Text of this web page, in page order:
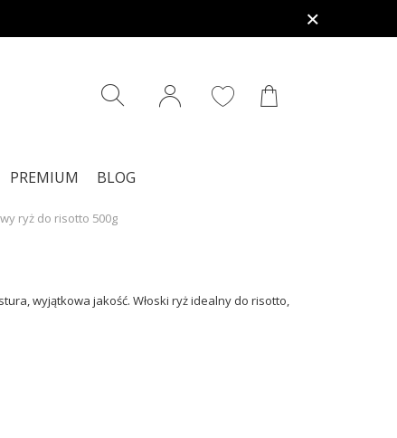
PREMIUM BLOG
ryż do risotto 500g
wyjątkowa jakość. Włoski ryż idealny do risotto,